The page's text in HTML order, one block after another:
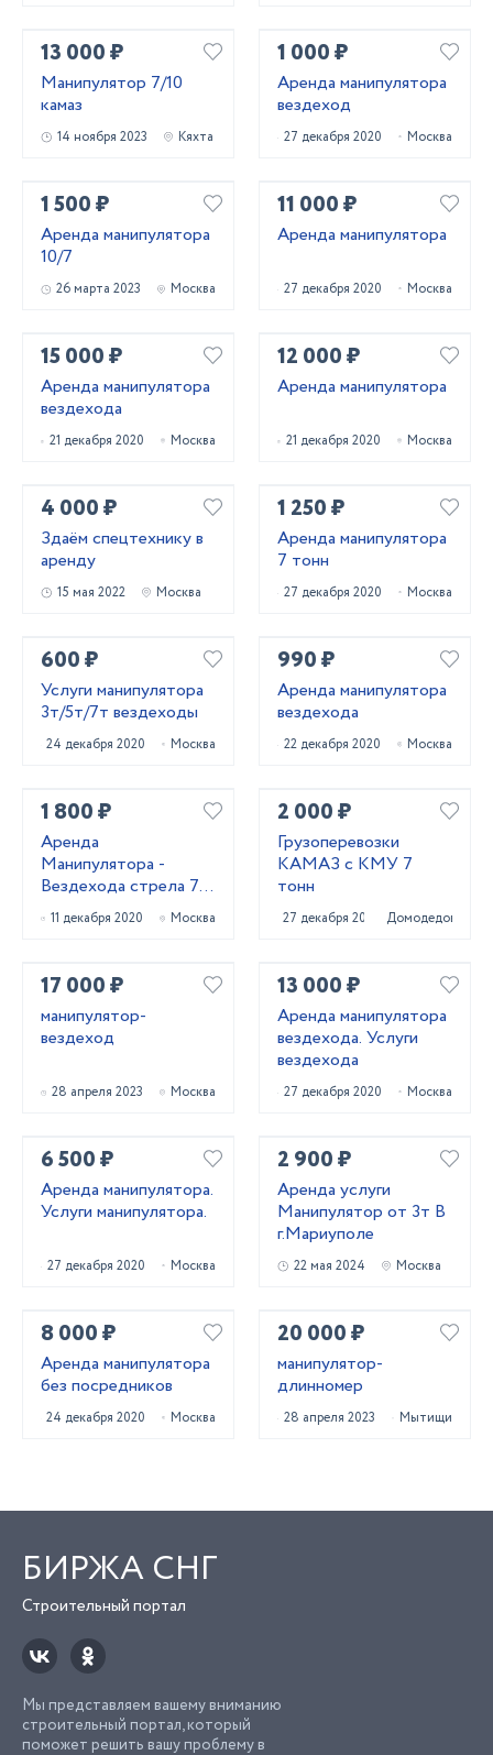
13 000 ₽
Манипулятор 7/10
камаз
14 ноября 2023 Кяхта
1 000 ₽
Аренда манипулятора
вездеход
27 декабря 2020 Москва
1 500 ₽
Аренда манипулятора
10/7
26 марта 2023 Москва
11 000 ₽
Аренда манипулятора
27 декабря 2020 Москва
15 000 ₽
Арендa мaнипулятора
вездехода
21 декабря 2020 Москва
12 000 ₽
Аренда манипулятора
21 декабря 2020 Москва
4 000 ₽
Здаём спецтехнику в
аренду
15 мая 2022 Москва
1 250 ₽
Аренда манипулятора
7 тонн
27 декабря 2020 Москва
600 ₽
Услуги манипулятора
3т/5т/7т вездеходы
24 декабря 2020 Москва
990 ₽
Аренда манипулятора
вездехода
22 декабря 2020 Москва
1 800 ₽
Аренда
Манипулятора -
Вездехода стрела 7
тонн
11 декабря 2020 Москва
2 000 ₽
Грузоперевозки
КАМАЗ с КМУ 7
тонн
27 декабря 2021 Домодедово
17 000 ₽
манипулятор-
вездеход
28 апреля 2023 Москва
13 000 ₽
Аренда манипулятора
вездехода. Услуги
вездехода
27 декабря 2020 Москва
6 500 ₽
Аренда манипулятора.
Услуги манипулятора.
27 декабря 2020 Москва
2 900 ₽
Аренда услуги
Манипулятор от 3т В
г.Мариуполе
22 мая 2024 Москва
8 000 ₽
Аренда манипулятора
без посредников
24 декабря 2020 Москва
20 000 ₽
манипулятор-
длинномер
28 апреля 2023 Мытищи
БИРЖА СНГ
Строительный портал
Мы представляем вашему вниманию
строительный портал, который
поможет решить вашу проблему в